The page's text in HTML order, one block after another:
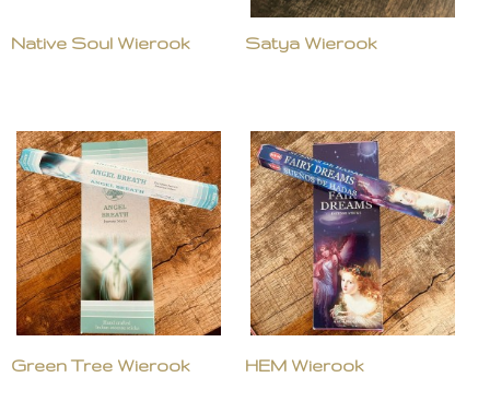
Native Soul Wierook Satya Wierook
Green Tree Wierook HEM Wierook